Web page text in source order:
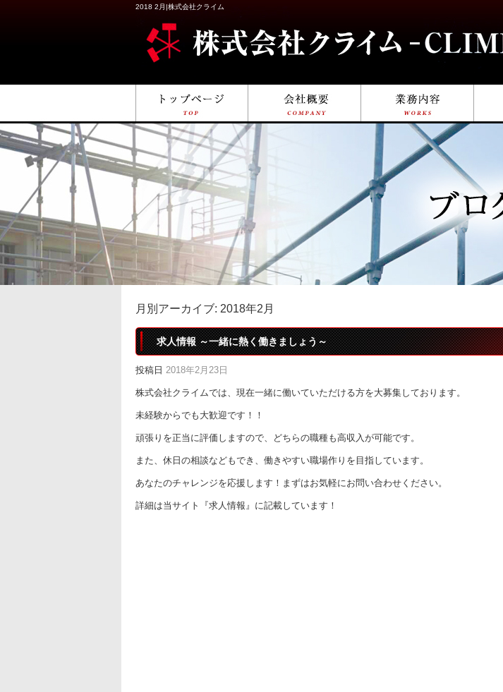
2018 2月|株式会社クライム
月別アーカイブ: 2018年2月
求人情報 ～一緒に熱く働きましょう～
投稿日 2018年2月23日
株式会社クライムでは、現在一緒に働いていただける方を大募集しております。
未経験からでも大歓迎です！！
頑張りを正当に評価しますので、どちらの職種も高収入が可能です。
また、休日の相談などもでき、働きやすい職場作りを目指しています。
あなたのチャレンジを応援します！まずはお気軽にお問い合わせください。
詳細は当サイト『求人情報』に記載しています！